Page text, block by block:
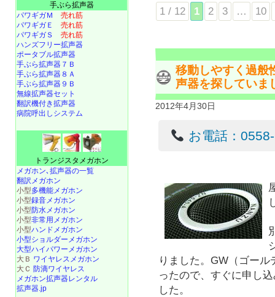
1 / 12 1 2 3 … 10
移動しやすく過般
声器を探していま
2012年4月30日
お電話：
りました。GW（ゴー
ったので、すぐに申し
した。
手ぶら拡声器
パワギガＭ 売れ筋
パワギガＥ 売れ筋
パワギガＳ 売れ筋
ハンズフリー拡声器
ポータブル拡声器
手ぶら拡声器７Ｂ
手ぶら拡声器８Ａ
手ぶら拡声器９Ｂ
無線拡声器セット
翻訳機付き拡声器
病院呼出しシステム
トランジスタメガホン
メガホン､拡声器の一覧
翻訳メガホン
小型多機能メガホン
小型録音メガホン
小型防水メガホン
小型非常用メガホン
小型ハンドメガホン
小型ショルダーメガホン
大型ハイパワーメガホン
大Ｂ ワイヤレスメガホン
大Ｃ 防滴ワイヤレス
メガホン拡声器レンタル
拡声器.jp